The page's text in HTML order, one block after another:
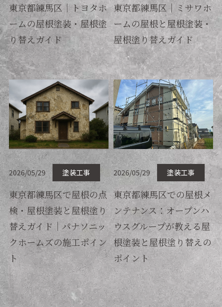
東京都練馬区｜トヨタホ
ームの屋根塗装・屋根塗
り替えガイド
東京都練馬区｜ミサワホ
ームの屋根と屋根塗装・
屋根塗り替えガイド
2026/05/29 塗装工事
東京都練馬区で屋根の点
検・屋根塗装と屋根塗り
替えガイド｜パナソニッ
クホームズの施工ポイン
ト
2026/05/29 塗装工事
東京都練馬区での屋根メ
ンテナンス：オープンハ
ウスグループが教える屋
根塗装と屋根塗り替えの
ポイント